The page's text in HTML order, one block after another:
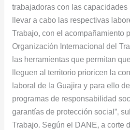
trabajadoras con las capacidades
llevar a cabo las respectivas
Trabajo, con el acompañamiento
Organización Internacional del
las herramientas que permitan
lleguen al territorio prioricen la
laboral de la Guajira y para ello
programas de responsabilidad
garantías de protección social”,
Trabajo. Según el DANE, a corte